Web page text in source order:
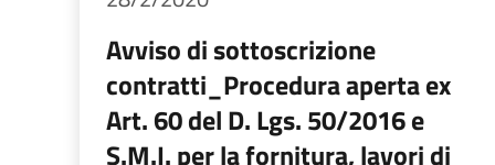
Avviso di sottoscrizione
contratti_Procedura aperta ex
Art. 60 del D. Lgs. 50/2016 e
S.M.I. per la fornitura, lavori di